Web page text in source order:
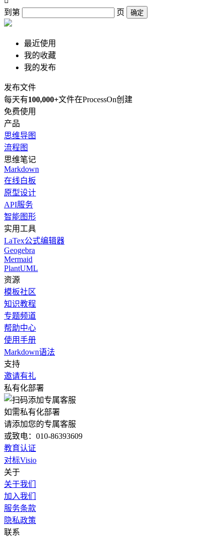
到第
页 确定
最近使用
我的收藏
我的发布
发布文件
每天有100,000+文件在ProcessOn创建
免费使用
产品
思维导图
流程图
思维笔记
Markdown
在线白板
原型设计
API服务
智能图形
实用工具
LaTex公式编辑器
Geogebra
Mermaid
PlantUML
资源
模板社区
知识教程
专题频道
帮助中心
使用手册
Markdown语法
支持
邀请有礼
私有化部署
如需私有化部署
请添加您的专属客服
或致电：010-86393609
教育认证
对标Visio
关于
关于我们
加入我们
服务条款
隐私政策
联系